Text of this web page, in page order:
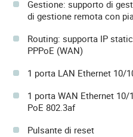
Gestione: supporto di
di gestione remota con
Routing: supporta IP
PPPoE (WAN)
1 porta LAN Ethernet 10/
1 porta WAN Ethernet
PoE 802.3af
Pulsante di reset